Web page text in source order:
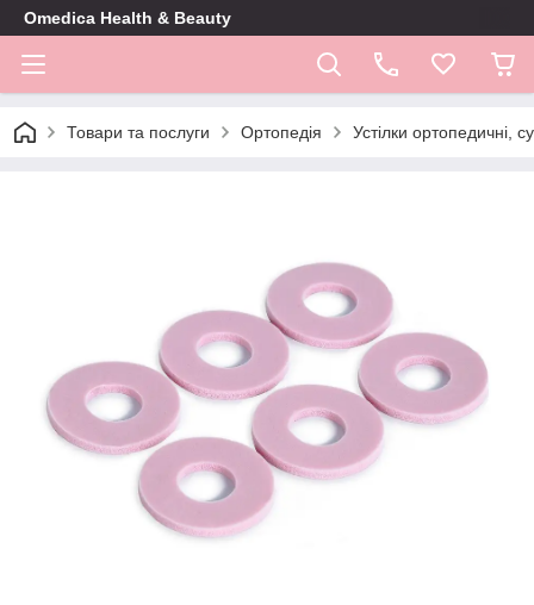
Omedica Health & Beauty
Товари та послуги Ортопедія Устілки ортопедичні,